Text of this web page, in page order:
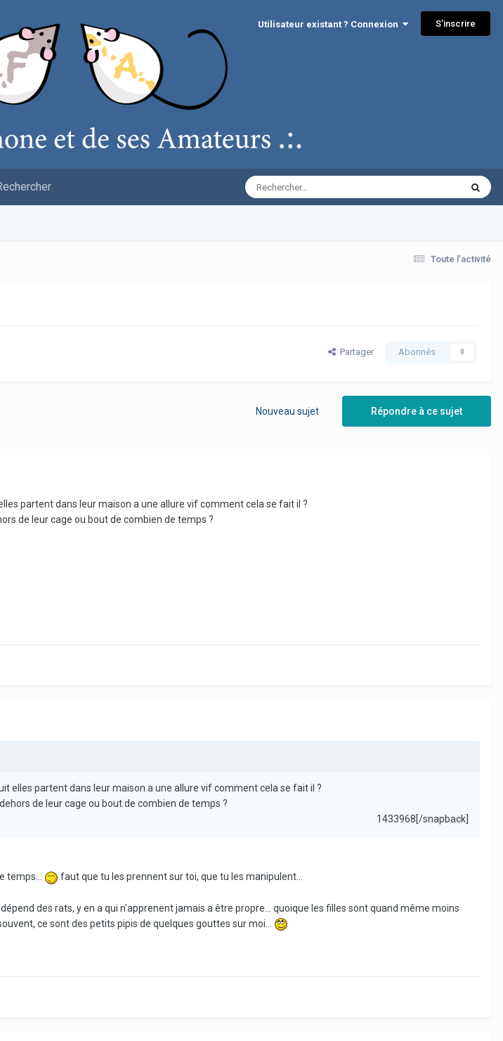
Utilisateur existant ? Connexion S’inscrire
Toute l’activité
Partager Abonnés 0
Répondre à ce sujet
Nouveau sujet
partent dans leur maison a une allure vif comment cela se fait il ?
de leur cage ou bout de combien de temps ?
elles partent dans leur maison a une allure vif comment cela se fait il ?
de leur cage ou bout de combien de temps ?
1433968[/snapback]
temps... faut que tu les prennent sur toi, que tu les manipulent...
des rats, y en a qui n'apprenent jamais a être propre... quoique les filles sont quand même moins
ce sont des petits pipis de quelques gouttes sur moi...